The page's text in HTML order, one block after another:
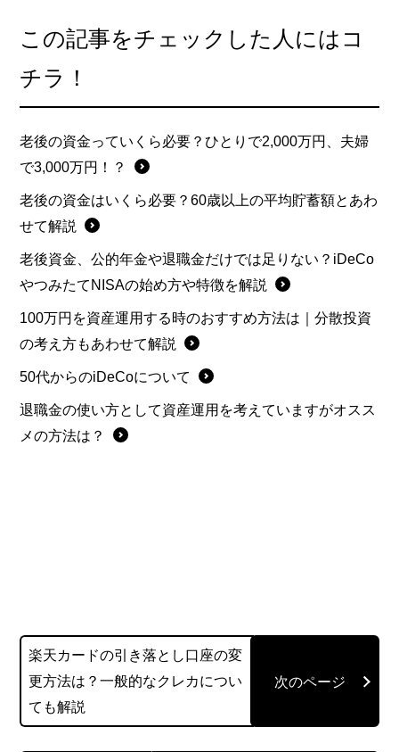
この記事をチェックした人にはコ
チラ！
老後の資金っていくら必要？ひとりで2,000万円、夫婦
で3,000万円！？
老後の資金はいくら必要？60歳以上の平均貯蓄額とあわ
せて解説
老後資金、公的年金や退職金だけでは足りない？iDeCo
やつみたてNISAの始め方や特徴を解説
100万円を資産運用する時のおすすめ方法は｜分散投資
の考え方もあわせて解説
50代からのiDeCoについて
退職金の使い方として資産運用を考えていますがオスス
メの方法は？
楽天カードの引き落とし口座の変
更方法は？一般的なクレカについ
ても解説